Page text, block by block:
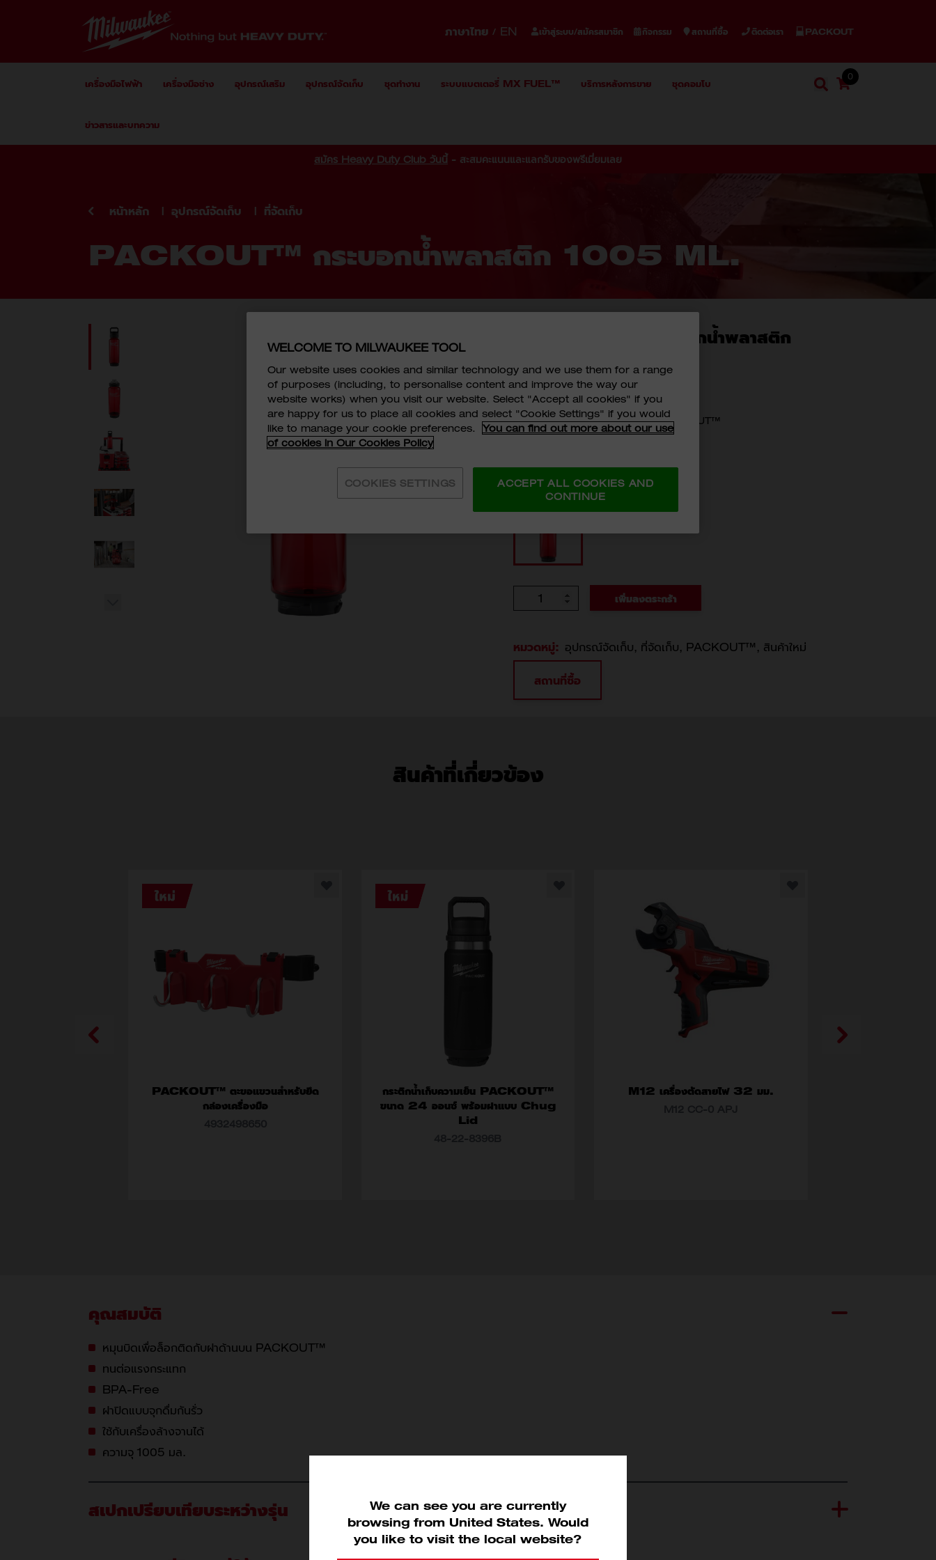
We can see you are currently
browsing from United States. Would
you like to visit the local website?
ภาษาไทย / EN เข้าสู่ระบบ/สมัครสมาชิก กิจกรรม สถานที่ซื้อ ติดต่อเรา PACKOUT
เครื่องมือไฟฟ้า เครื่องมือช่าง อุปกรณ์เสริม อุปกรณ์จัดเก็บ ชุดทำงาน ระบบแบตเตอรี่ MX FUEL™ บริการหลังการขาย ชุดคอมโบ
ข่าวสารและบทความ
ค้นหา ตะกร้าสินค้า
0
สมัคร Heavy Duty Club วันนี้ - สะสมคะแนนและแลกรับของพรีเมี่ยมเลย
หน้าหลัก อุปกรณ์จัดเก็บ ที่จัดเก็บ
PACKOUT™ กระบอกน้ำพลาสติก 1005 ML.
PACKOUT™ กระบอกน้ำพลาสติก
1005 ml.
4932498637
หมุนบิดเพื่อล็อกติดกับฝาด้านบน PACKOUT™
ทนต่อแรงกระแทก
ค่าแอตทริบิวต์ (แบบ)
4932498637
จำนวน เพิ่มลงตระกร้า
หมวดหมู่: อุปกรณ์จัดเก็บ ที่จัดเก็บ PACKOUT™ สินค้าใหม่
สถานที่ซื้อ
สินค้าที่เกี่ยวข้อง
PACKOUT™ ตะขอแขวนสำหรับยึด
กล่องเครื่องมือ
กระติกน้ำเก็บความเย็น PACKOUT™
ขนาด 24 ออนซ์ พร้อมฝาแบบ Chug
Lid
M12 เครื่องตัดสายไฟ 32 มม.
คุณสมบัติ
หมุนบิดเพื่อล็อกติดกับฝาด้านบน PACKOUT™
ทนต่อแรงกระแทก
BPA-Free
ฝาปิดแบบจุกดื่มกันรั่ว
ใช้กับเครื่องล้างจานได้
ความจุ 1005 มล.
สเปกเปรียบเทียบระหว่างรุ่น
WELCOME TO MILWAUKEE TOOL
Our website uses cookies and similar technology and we use them for a range
of purposes (including, to personalise content and improve the way our
website works) when you visit our website. Select "Accept all cookies" if you
are happy for us to place all cookies and select "Cookie Settings" if you would
like to manage your cookie preferences.
You can find out more about our use
of cookies in Our Cookies Policy
COOKIES SETTINGS
ACCEPT ALL COOKIES AND
CONTINUE